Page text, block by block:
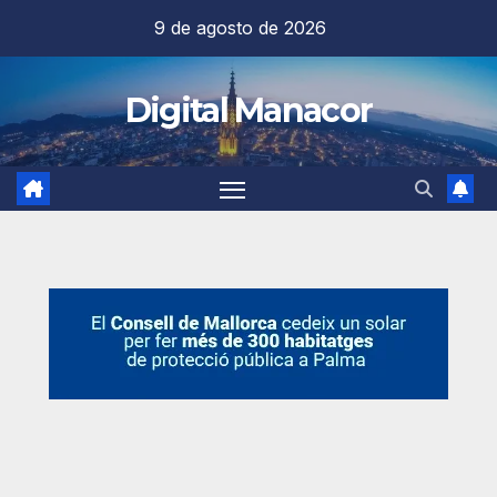
contenido
9 de agosto de 2026
Digital Manacor